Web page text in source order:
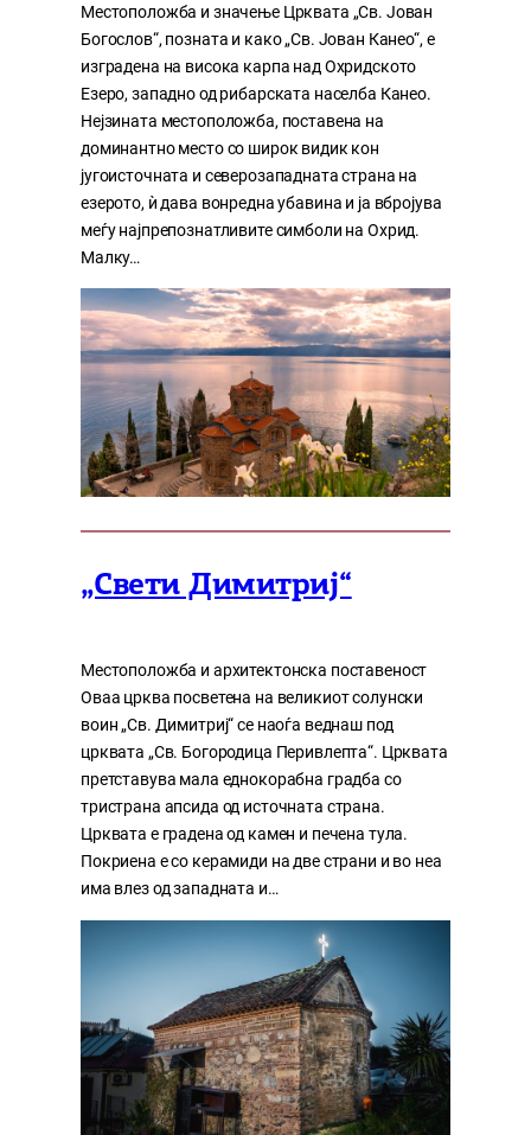
Местоположба и значење Црквата „Св. Јован
Богослов“, позната и како „Св. Јован Канео“, е
изградена на висока карпа над Охридското
Езеро, западно од рибарската населба Канео.
Нејзината местоположба, поставена на
доминантно место со широк видик кон
југоисточната и северозападната страна на
езерото, ѝ дава вонредна убавина и ја вбројува
меѓу најпрепознатливите симболи на Охрид.
Малку…
„Свети Димитриј“
Местоположба и архитектонска поставеност
Оваа црква посветена на великиот солунски
воин „Св. Димитриј“ се наоѓа веднаш под
црквата „Св. Богородица Перивлепта“. Црквата
претставува мала еднокорабна градба со
тристрана апсида од источната страна.
Црквата е градена од камен и печена тула.
Покриена е со керамиди на две страни и во неа
има влез од западната и…